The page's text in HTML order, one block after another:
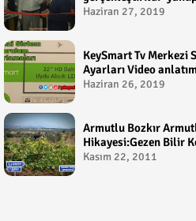
Haziran 27, 2019
KeySmart Tv Merkezi
Ayarları Video
Çetin
Haziran 26, 2019
Armutlu Bozkır
Hikayesi:Gezen Bilir
Kasım 22, 2011